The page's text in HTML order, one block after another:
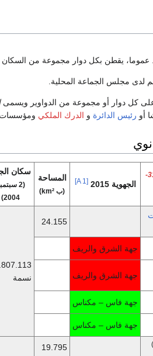
يقطن بكل دوار مجموعة من السكان
لدى مجلس الجماعة المحلية.
كل دوار أو مجموعة من الدواوير ويسمى
أو رئيس الدائرة و الدرك الملكي ومؤسسات
أيزو 3166-
الجهوية 2015 [A 1] المساحة
(ب km²)
سكان
(2
2004)
24.155
نسمة
جهة الشرق والريف
جهة الشرق والريف
جهة فاس – مكناس
جهة فاس – مكناس
19.795